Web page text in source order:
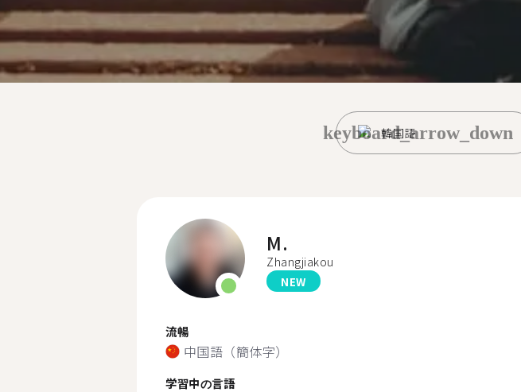
韓国語
keyboard_arrow_down
M.
Zhangjiakou
NEW
流暢
中国語（簡体字）
学習中の言語